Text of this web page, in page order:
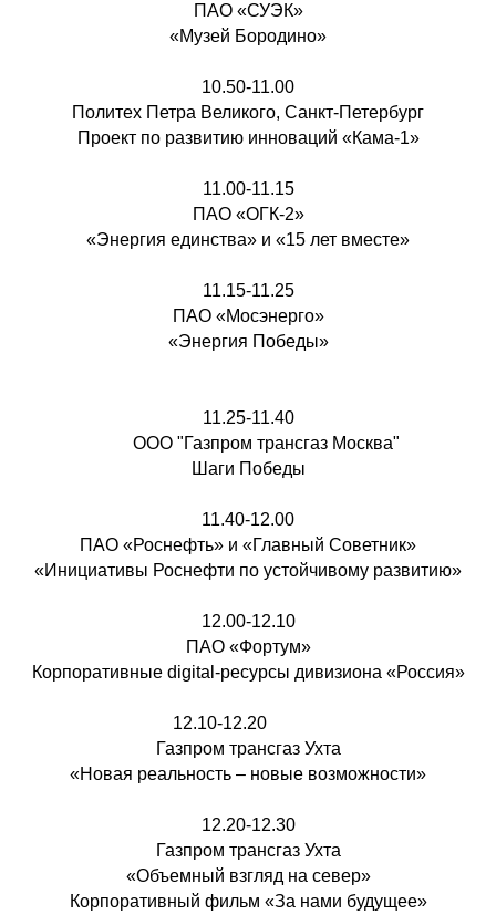
ПАО «СУЭК»
«Музей Бородино»
10.50-11.00
Политех Петра Великого, Санкт-Петербург
Проект по развитию инноваций «Кама-1»
11.00-11.15
ПАО «ОГК-2»
«Энергия единства» и «15 лет вместе»
11.15-11.25
ПАО «Мосэнерго»
«Энергия Победы»
11.25-11.40
ООО "Газпром трансгаз Москва"
Шаги Победы
11.40-12.00
ПАО «Роснефть» и «Главный Советник»
«Инициативы Роснефти по устойчивому развитию»
12.00-12.10
ПАО «Фортум»
Корпоративные digital-ресурсы дивизиона «Россия»
12.10-12.20
Газпром трансгаз Ухта
«Новая реальность – новые возможности»
12.20-12.30
Газпром трансгаз Ухта
«Объемный взгляд на север»
Корпоративный фильм «За нами будущее»